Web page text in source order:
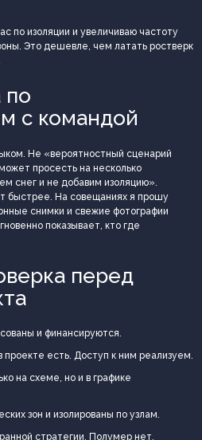
по изоляции и увеличиваю частоту
Это дешевле, чем латать ростверк
по
с командой
Не «вероятностный сценарий
просесть на несколько
снег и не добавим изоляцию».
быстрее. На совещаниях я прошу
снимки и свежие фотографии
показывает, кто где
перед
и финансируются.
проекте есть. Доступ к ним реализуем.
на схеме, но и в графике
зон и изолированы по узлам.
стратегии. Полумер нет.